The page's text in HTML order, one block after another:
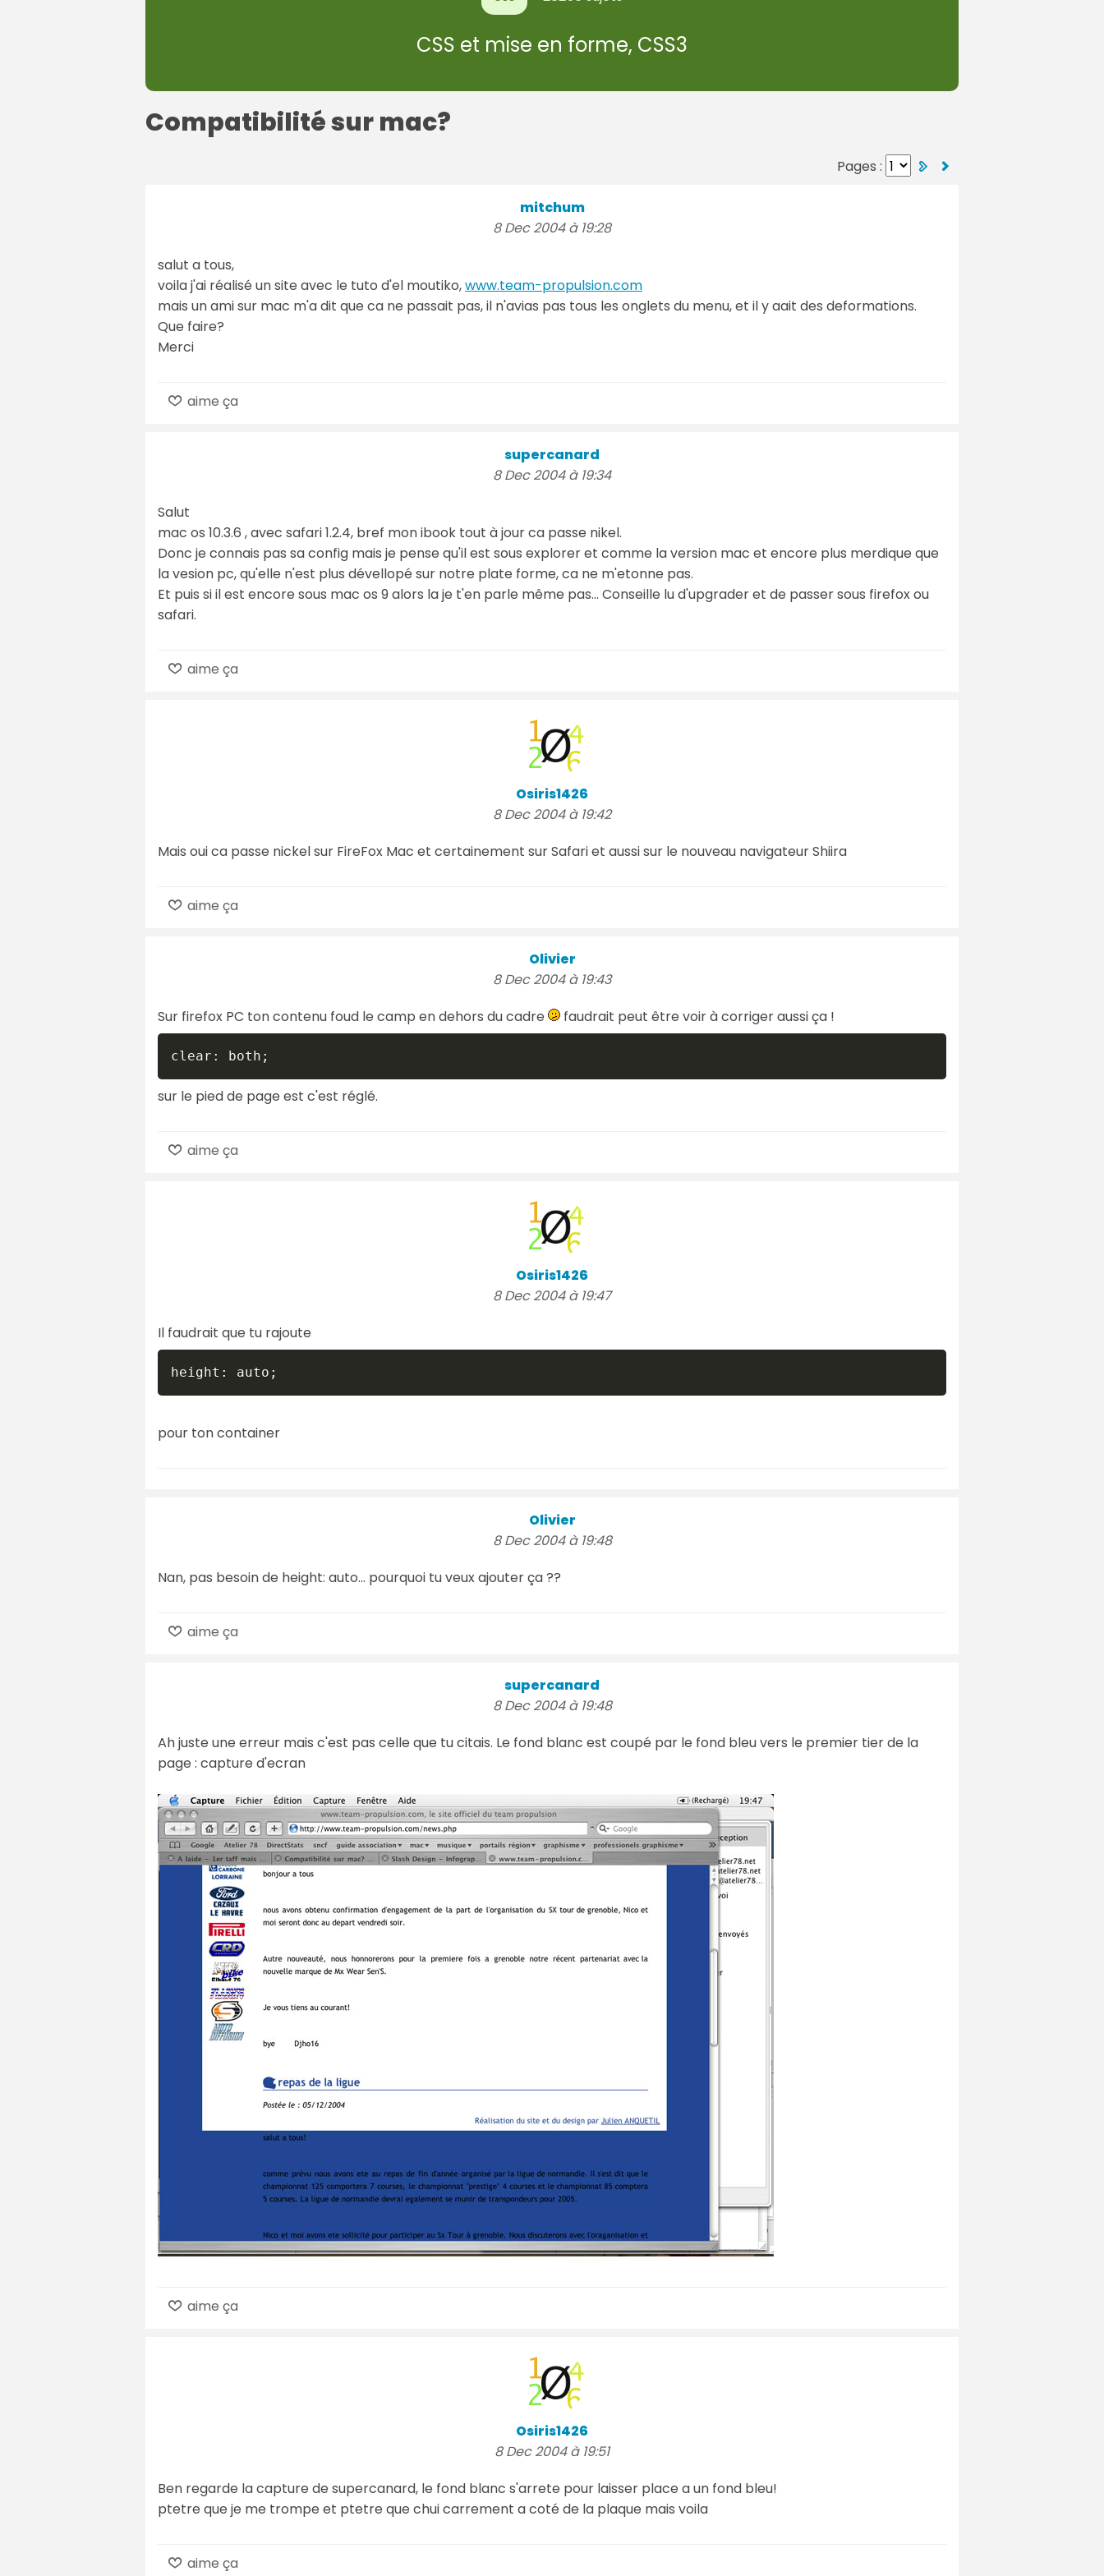
CSS et mise en forme, CSS3
Compatibilité sur mac?
Pages :
mitchum
8 Dec 2004 à 19:28
salut a tous,
voila j'ai réalisé un site avec le tuto d'el moutiko,www.team-propulsion.com
mais un ami sur mac m'a dit que ca ne passait pas, il n'avias pas tous les onglets du menu, et il y aait des deformations.
Que faire?
Merci
aime ça
supercanard
8 Dec 2004 à 19:34
Salut
mac os 10.3.6 , avec safari 1.2.4, bref mon ibook tout à jour ca passe nikel.
Donc je connais pas sa config mais je pense qu'il est sous explorer et comme la version mac et encore plus merdique que
la vesion pc, qu'elle n'est plus dévellopé sur notre plate forme, ca ne m'etonne pas.
Et puis si il est encore sous mac os 9 alors la je t'en parle même pas... Conseille lu d'upgrader et de passer sous firefox ou
safari.
aime ça
Osiris1426
8 Dec 2004 à 19:42
Mais oui ca passe nickel sur FireFox Mac et certainement sur Safari et aussi sur le nouveau navigateur Shiira
aime ça
Olivier
8 Dec 2004 à 19:43
Sur firefox PC ton contenu foud le camp en dehors du cadre
faudrait peut être voir à corriger aussi ça !
clear: both;
sur le pied de page est c'est réglé.
aime ça
Osiris1426
8 Dec 2004 à 19:47
Il faudrait que tu rajoute
pour ton container
Olivier
8 Dec 2004 à 19:48
Nan, pas besoin de height: auto... pourquoi tu veux ajouter ça ??
aime ça
supercanard
8 Dec 2004 à 19:48
Ah juste une erreur mais c'est pas celle que tu citais. Le fond blanc est coupé par le fond bleu vers le premier tier de la
page : capture d'ecran
aime ça
Osiris1426
8 Dec 2004 à 19:51
Ben regarde la capture de supercanard, le fond blanc s'arrete pour laisser place a un fond bleu!
ptetre que je me trompe et ptetre que chui carrement a coté de la plaque mais voila
aime ça